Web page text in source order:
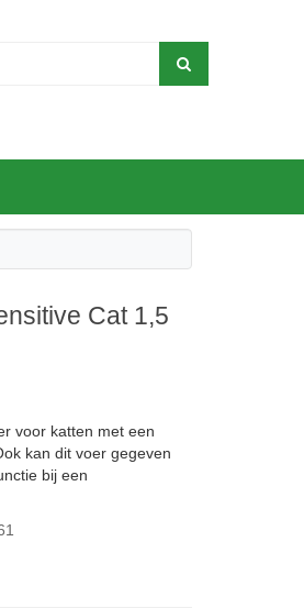
Cat 1,5
voor katten met een
kan dit voer gegeven
bij een